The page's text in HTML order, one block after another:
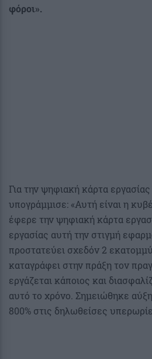
φόροι».
Για την ψηφιακή κάρτα
υπογράμμισε: «Αυτή είναι η
έφερε την ψηφιακή κάρτα
εργασίας αυτή την στιγμή
προστατεύει σχεδόν 2
καταγράφει στην πράξη τον
εργάζεται κάποιος και
αυτό το χρόνο. Σημειώθηκε
800% στις δηλωθείσες